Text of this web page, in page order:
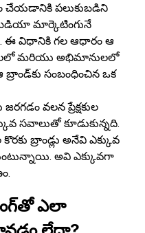
చేయడానికి పలుకుబడిని
మార్కెటింగునే
ఈ విధానికి గల ఆధారం ఆ
మరియు అభిమానులలో
సంబంధించిన ఒక
వలన ప్రేక్షకుల
సవాలుతో కూడుకున్నది.
బ్రాండ్లు అనేవి ఎక్కువ
అవి ఎక్కువగా
ఎలా